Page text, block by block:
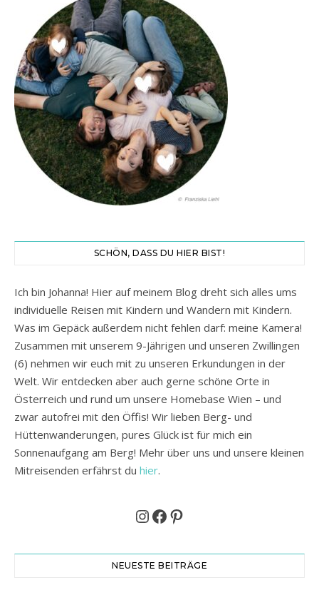
SCHÖN, DASS DU HIER BIST!
Ich bin Johanna! Hier auf meinem Blog dreht sich alles ums
individuelle Reisen mit Kindern und Wandern mit Kindern.
Was im Gepäck außerdem nicht fehlen darf: meine Kamera!
Zusammen mit unserem 9-Jährigen und unseren Zwillingen
(6) nehmen wir euch mit zu unseren Erkundungen in der
Welt. Wir entdecken aber auch gerne schöne Orte in
Österreich und rund um unsere Homebase Wien – und
zwar autofrei mit den Öffis! Wir lieben Berg- und
Hüttenwanderungen, pures Glück ist für mich ein
Sonnenaufgang am Berg! Mehr über uns und unsere kleinen
Mitreisenden erfährst du hier.
Instagram
Facebook
Pinterest
NEUESTE BEITRÄGE